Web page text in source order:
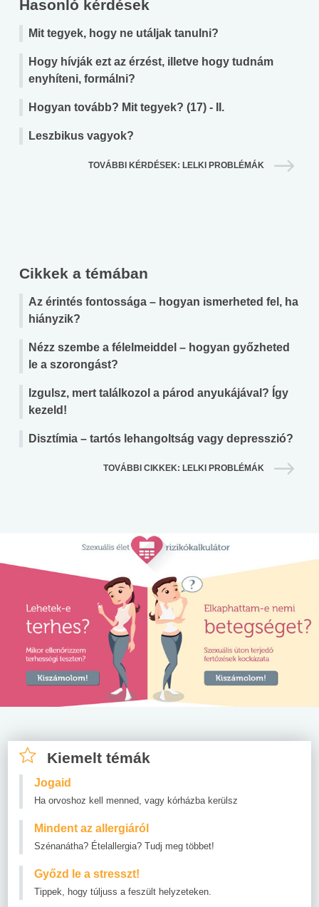
Hasonló kérdések
Mit tegyek, hogy ne utáljak tanulni?
Hogy hívják ezt az érzést, illetve hogy tudnám
enyhíteni, formálni?
Hogyan tovább? Mit tegyek? (17) - II.
Leszbikus vagyok?
TOVÁBBI KÉRDÉSEK: LELKI PROBLÉMÁK
Cikkek a témában
Az érintés fontossága – hogyan ismerheted fel, ha
hiányzik?
Nézz szembe a félelmeiddel – hogyan győzheted
le a szorongást?
Izgulsz, mert találkozol a párod anyukájával? Így
kezeld!
Disztímia – tartós lehangoltság vagy depresszió?
TOVÁBBI CIKKEK: LELKI PROBLÉMÁK
Kiemelt témák
Jogaid
Ha orvoshoz kell menned, vagy kórházba kerülsz
Mindent az allergiáról
Szénanátha? Ételallergia? Tudj meg többet!
Győzd le a stresszt!
Tippek, hogy túljuss a feszült helyzeteken.